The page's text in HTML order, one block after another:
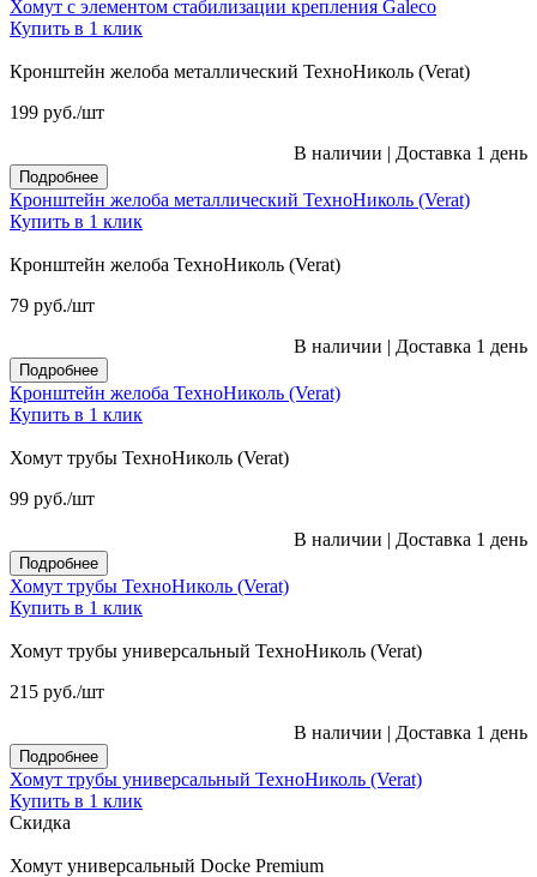
Хомут с элементом стабилизации крепления Galeco
Купить в 1 клик
Кронштейн желоба металлический ТехноНиколь (Verat)
199 руб./шт
В наличии | Доставка 1 день
Подробнее
Кронштейн желоба металлический ТехноНиколь (Verat)
Купить в 1 клик
Кронштейн желоба ТехноНиколь (Verat)
79 руб./шт
В наличии | Доставка 1 день
Подробнее
Кронштейн желоба ТехноНиколь (Verat)
Купить в 1 клик
Хомут трубы ТехноНиколь (Verat)
99 руб./шт
В наличии | Доставка 1 день
Подробнее
Хомут трубы ТехноНиколь (Verat)
Купить в 1 клик
Хомут трубы универсальный ТехноНиколь (Verat)
215 руб./шт
В наличии | Доставка 1 день
Подробнее
Хомут трубы универсальный ТехноНиколь (Verat)
Купить в 1 клик
Скидка
Хомут универсальный Docke Premium